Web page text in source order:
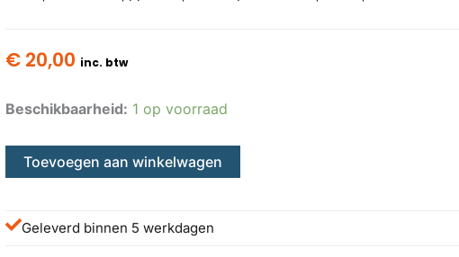
€20,00 inc. btw
Beschikbaarheid: 1 op voorraad
Toevoegen aan winkelwagen
Geleverd binnen 5 werkdagen